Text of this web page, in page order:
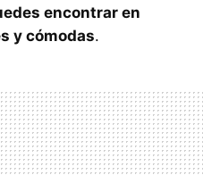
encontrar en
y cómodas.